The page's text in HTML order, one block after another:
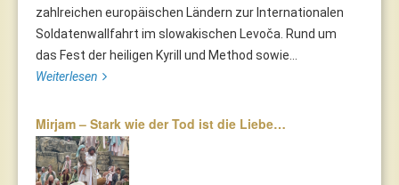
zahlreichen europäischen Ländern zur Internationalen
Soldatenwallfahrt im slowakischen Levoča. Rund um
das Fest der heiligen Kyrill und Method sowie...
Weiterlesen
Mirjam – Stark wie der Tod ist die Liebe…